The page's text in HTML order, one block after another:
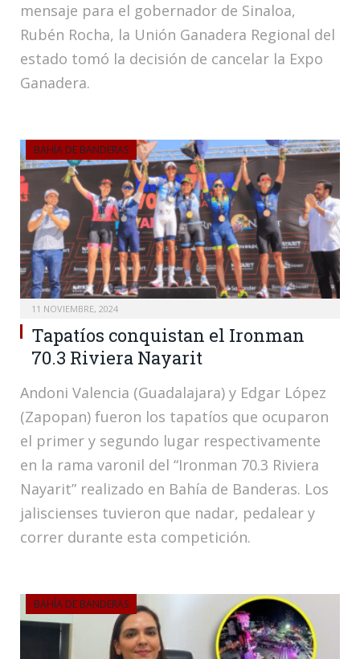
mensaje para el gobernador de Sinaloa,
Rubén Rocha, la Unión Ganadera Regional del
estado tomó la decisión de cancelar la Expo
Ganadera.
BAHÍA DE BANDERAS
11 NOVIEMBRE, 2024
Tapatíos conquistan el Ironman
70.3 Riviera Nayarit
Andoni Valencia (Guadalajara) y Edgar López
(Zapopan) fueron los tapatíos que ocuparon
el primer y segundo lugar respectivamente
en la rama varonil del “Ironman 70.3 Riviera
Nayarit” realizado en Bahía de Banderas. Los
jaliscienses tuvieron que nadar, pedalear y
correr durante esta competición.
BAHÍA DE BANDERAS